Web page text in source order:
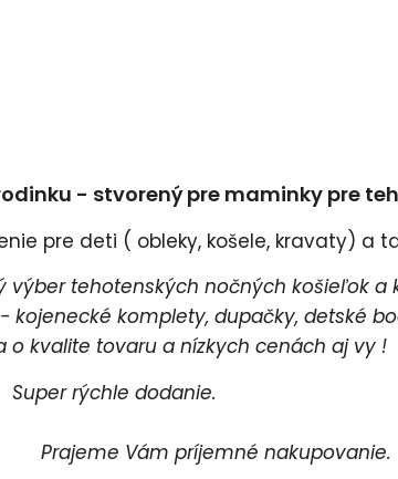
- stvorený pre maminky pre
pre deti ( obleky, košele, kravaty) a
tehotenských nočných košieľok a
komplety, dupačky, detské
kvalite tovaru a nízkych cenách aj vy !
Super rýchle dodanie.
príjemné nakupovanie.